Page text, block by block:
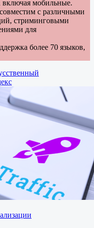
включая мобильные.
с различными
стриминговыми
для
более 70 языков,